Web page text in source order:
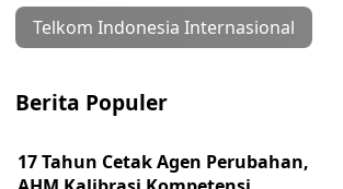
Telkom Indonesia Internasional
Berita Populer
17 Tahun Cetak Agen Perubahan,